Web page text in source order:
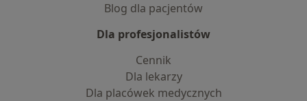
Blog dla pacjentów
Dla profesjonalistów
Cennik
Dla lekarzy
Dla placówek medycznych